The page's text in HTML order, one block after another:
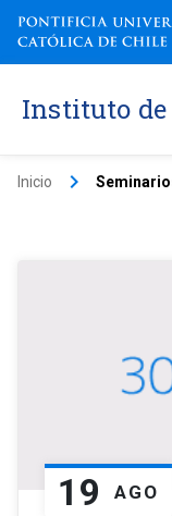
Instituto
Inicio keyboard_arrow_right
19 AGO